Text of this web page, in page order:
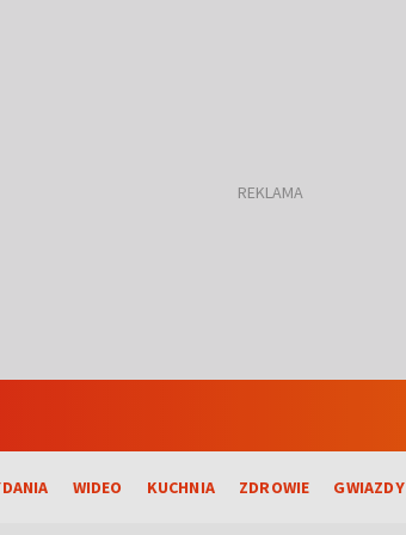
WIDEO KUCHNIA ZDROWIE GWIAZDY